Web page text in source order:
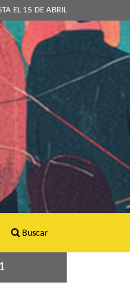
Buscar
EL 15 DE ABRIL